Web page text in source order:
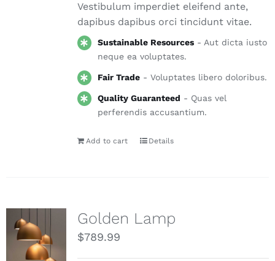
Vestibulum imperdiet eleifend ante,
dapibus dapibus orci tincidunt vitae.
Sustainable Resources - Aut dicta iusto
neque ea voluptates.
Fair Trade - Voluptates libero doloribus.
Quality Guaranteed - Quas vel
perferendis accusantium.
Add to cart Details
Golden Lamp
$789.99